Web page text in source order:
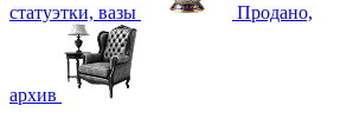
статуэтки, вазы Продано,
архив